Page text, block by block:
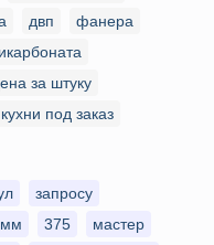
двп
фанера
за штуку
кухни под заказ
запросу
375
мастер